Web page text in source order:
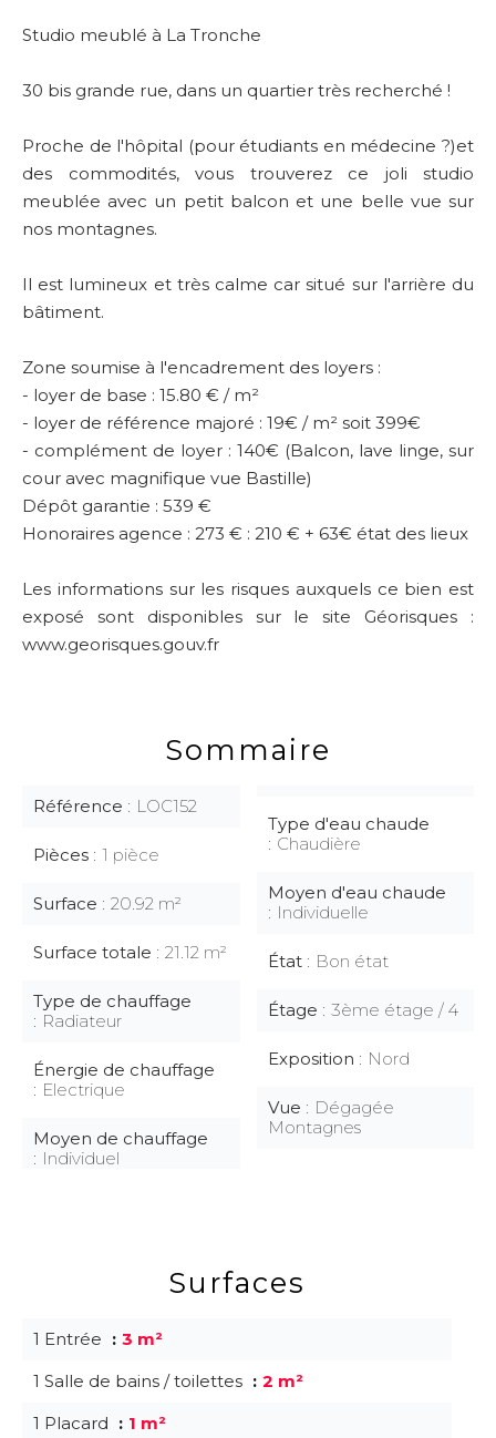
Studio meublé à La Tronche
30 bis grande rue, dans un quartier très recherché !
Proche de l'hôpital (pour étudiants en médecine ?)et
des commodités, vous trouverez ce joli studio
meublée avec un petit balcon et une belle vue sur
nos montagnes.
Il est lumineux et très calme car situé sur l'arrière du
bâtiment.
Zone soumise à l'encadrement des loyers :
- loyer de base : 15.80 € / m²
- loyer de référence majoré : 19€ / m² soit 399€
- complément de loyer : 140€ (Balcon, lave linge, sur
cour avec magnifique vue Bastille)
Dépôt garantie : 539 €
Honoraires agence : 273 € : 210 € + 63€ état des lieux
Les informations sur les risques auxquels ce bien est
exposé sont disponibles sur le site Géorisques :
www.georisques.gouv.fr
Sommaire
Référence LOC152
Pièces 1 pièce
Surface 20.92 m²
Surface totale 21.12 m²
Type de chauffage
Radiateur
Énergie de chauffage
Electrique
Moyen de chauffage
Individuel
Type d'eau chaude
Chaudière
Moyen d'eau chaude
Individuelle
État Bon état
Étage 3ème étage / 4
Exposition Nord
Vue
Dégagée
Montagnes
Surfaces
1 Entrée
3 m²
1 Salle de bains / toilettes
2 m²
1 Placard
1 m²